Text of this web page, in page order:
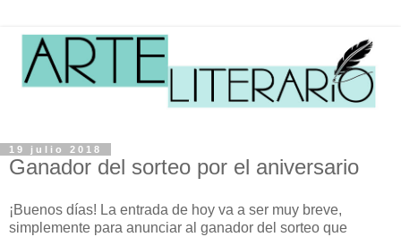
19 julio 2018
Ganador del sorteo por el aniversario
¡Buenos días! La entrada de hoy va a ser muy breve,
simplemente para anunciar al ganador del sorteo que